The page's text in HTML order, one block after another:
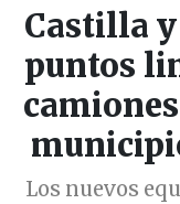
Castilla
puntos
Los nuevos